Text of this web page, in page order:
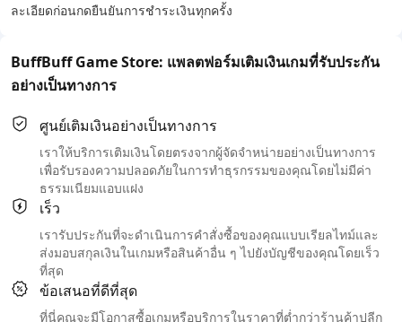
ละเอียดก่อนกดยืนยันการชำระเงินทุกครั้ง
BuffBuff Game Store: แพลตฟอร์มเติมเงินเกมที่รับประกัน
อย่างเป็นทางการ
ศูนย์เติมเงินอย่างเป็นทางการ
เราให้บริการเติมเงินโดยตรงจากผู้จัดจำหน่ายอย่างเป็นทางการ
เพื่อรับรองความปลอดภัยในการทำธุรกรรมของคุณโดยไม่มีค่า
ธรรมเนียมแอบแฝง
เร็ว
เรารับประกันที่จะดำเนินการคำสั่งซื้อของคุณแบบเรียลไทม์และ
ส่งมอบสกุลเงินในเกมหรือสินค้าอื่น ๆ ไปยังบัญชีของคุณโดยเร็ว
ที่สุด
ข้อเสนอที่ดีที่สุด
ที่นี่คุณจะมีโอกาสซื้อเกมหรือบริการในราคาที่ต่ำกว่าร้านค้าปลีก